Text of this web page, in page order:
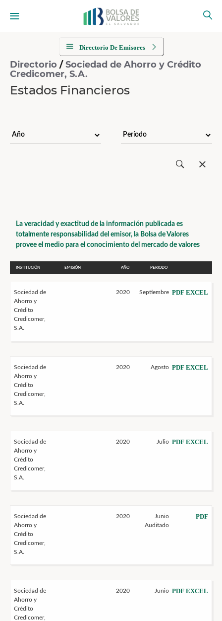
Directorio De Emisores
Directorio /Sociedad de Ahorro y Crédito
Credicomer, S.A.
Estados Financieros
La veracidad y exactitud de la información publicada es
totalmente responsabilidad del emisor, la Bolsa de Valores
provee el medio para el conocimiento del mercado de valores
INSTITUCIÓN EMISIÓN AÑO PERIODO
Sociedad de
Ahorro y
Crédito
Credicomer,
S.A.
2020 Septiembre PDF EXCEL
Sociedad de
Ahorro y
Crédito
Credicomer,
S.A.
2020 Agosto PDF EXCEL
Sociedad de
Ahorro y
Crédito
Credicomer,
S.A.
2020 Julio PDF EXCEL
Sociedad de
Ahorro y
Crédito
Credicomer,
S.A.
2020
Junio
Auditado
PDF
Sociedad de
Ahorro y
Crédito
Credicomer,
2020 Junio PDF EXCEL